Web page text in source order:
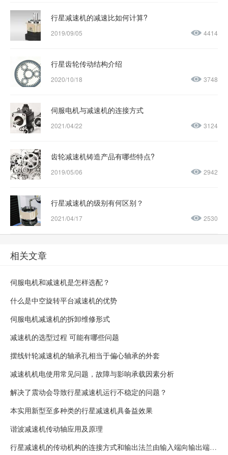
行星减速机的减速比如何计算?
2019/09/05 4414
行星齿轮传动结构介绍
2020/10/18 3748
伺服电机与减速机的连接方式
2021/04/22 3124
齿轮减速机铸造产品有哪些特点?
2019/05/06 2942
行星减速机的级别有何区别？
2021/04/17 2530
相关文章
伺服电机和减速机是怎样选配？
什么是中空旋转平台减速机的优势
伺服电机减速机的拆卸维修形式
减速机的选型过程 可能有哪些问题
摆线针轮减速机的轴承孔相当于偏心轴承的外套
减速机机电使用常见问题，故障与影响承载因素分析
解决了震动会导致行星减速机运行不稳定的问题？
本实用新型至多种类的行星减速机具备益效果
谐波减速机传动轴应用及原理
行星减速机的传动机构的连接方式和输出法兰由输入端向输出端连接